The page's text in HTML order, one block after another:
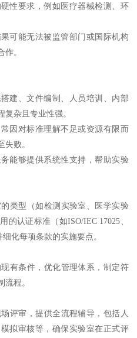
性要求，例如医疗器械检测、环
可能无法被监管部门或国际机构
。
建、文件编制、人员培训、内部
杂且专业性强。
因对标准理解不足或资源有限而
败。
能够提供系统性支持，帮助实验
类型（如检测实验室、医学实验
认证标准（如ISO/IEC 17025、
化每项条款的实施要点。
有条件，优化管理体系，制定符
程。
评审，提供全流程辅导，包括人
拟审核等，确保实验室在正式评